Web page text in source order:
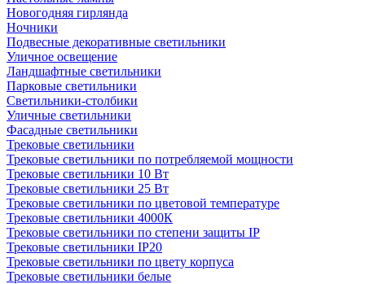
Новогодняя гирлянда
Ночники
Подвесные декоративные светильники
Уличное освещение
Ландшафтные светильники
Парковые светильники
Светильники-столбики
Уличные светильники
Фасадные светильники
Трековые светильники
Трековые светильники по потребляемой мощности
Трековые светильники 10 Вт
Трековые светильники 25 Вт
Трековые светильники по цветовой температуре
Трековые светильники 4000К
Трековые светильники по степени защиты IP
Трековые светильники IP20
Трековые светильники по цвету корпуса
Трековые светильники белые